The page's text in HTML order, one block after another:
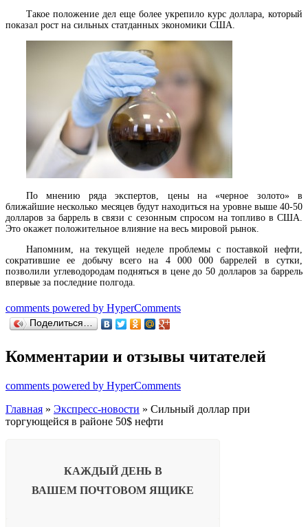
Такое положение дел еще более укрепило курс доллара, который
показал рост на сильных статданных экономики США.
По мнению ряда экспертов, цены на «черное золото» в
ближайшие несколько месяцев будут находиться на уровне выше 40-50
долларов за баррель в связи с сезонным спросом на топливо в США.
Это окажет положительное влияние на весь мировой рынок.
Напомним, на текущей неделе проблемы с поставкой нефти,
сократившие ее добычу всего на 4 000 000 баррелей в сутки,
позволили углеводородам подняться в цене до 50 долларов за баррель
впервые за последние полгода.
comments powered by HyperComments
Поделиться…
Комментарии и отзывы читателей
comments powered by HyperComments
Главная » Экспресс-новости » Сильный доллар при
торгующейся в районе 50$ нефти
КАЖДЫЙ ДЕНЬ В
ВАШЕМ ПОЧТОВОМ ЯЩИКЕ